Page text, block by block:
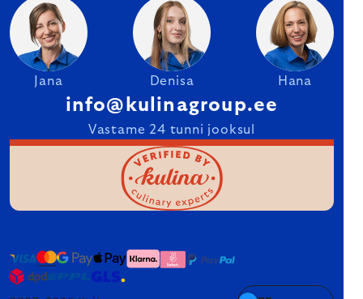
Jana Denisa Hana
info@kulinagroup.ee
Vastame 24 tunni jooksul